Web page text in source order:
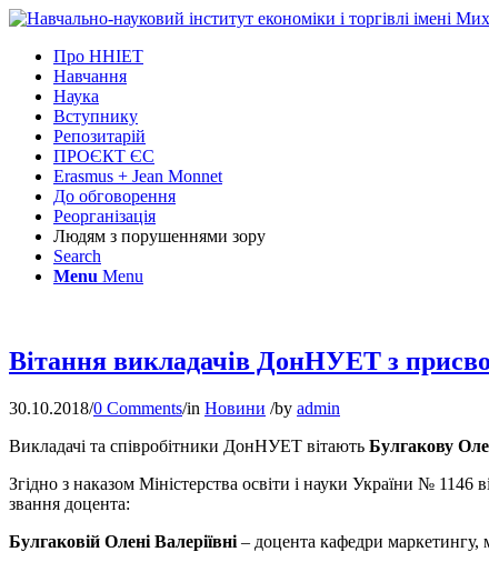
Про ННІЕТ
Навчання
Наука
Вступнику
Репозитарій
ПРОЄКТ ЄС
Erasmus + Jean Monnet
До обговорення
Реорганізація
Людям з порушеннями зору
Search
Menu Menu
Вітання викладачів ДонНУЕТ з
30.10.2018/0 Comments/in Новини /by admin
Викладачі та співробітники ДонНУЕТ вітають Булгакову
Згідно з наказом Міністерства освіти і науки України № 1146
звання доцента:
Булгаковій Олені Валеріївні – доцента кафедри маркетингу,